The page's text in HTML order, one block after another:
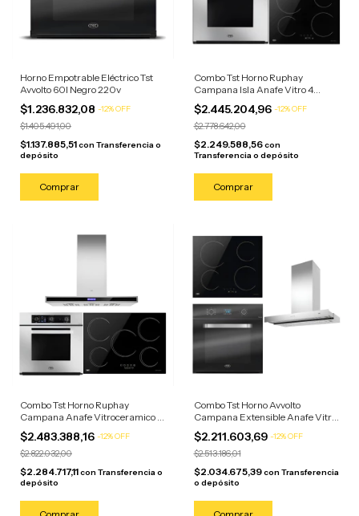
Horno Empotrable Eléctrico Tst
Avvolto 60l Negro 220v
$1.236.832,08 -12%OFF
$1.405.491,00
$1.137.885,51con Transferencia o
depósito
Combo Tst Horno Ruphay
Campana Isla Anafe Vitro 4
Hornallas Horno Acero/anafe
Negro
$2.445.204,96 -12%OFF
$2.778.642,00
$2.249.588,56con
Transferencia o depósito
Combo Tst Horno Ruphay
Campana Anafe Vitroceramico 5
Horn Horno Acero/anafe Negro
$2.483.388,16 -12%OFF
$2.822.032,00
$2.284.717,11con Transferencia o
depósito
Combo Tst Horno Avvolto
Campana Extensible Anafe Vitro
4 Horn Acero/anafe Negro
$2.211.603,69 -12%OFF
$2.513.186,01
$2.034.675,39con Transferencia
o depósito